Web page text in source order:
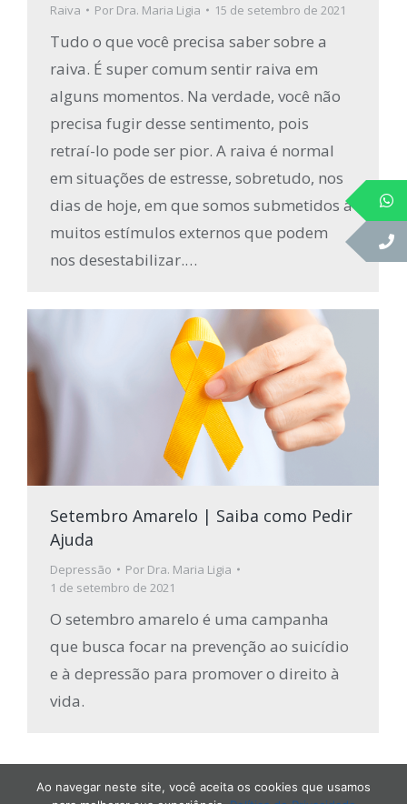
Raiva Por Dra. Maria Ligia 15 de setembro de 2021
Tudo o que você precisa saber sobre a
raiva. É super comum sentir raiva em
alguns momentos. Na verdade, você não
precisa fugir desse sentimento, pois
retraí-lo pode ser pior. A raiva é normal
em situações de estresse, sobretudo, nos
dias de hoje, em que somos submetidos a
muitos estímulos externos que podem
nos desestabilizar.…
Setembro Amarelo | Saiba como Pedir
Ajuda
Depressão Por Dra. Maria Ligia
1 de setembro de 2021
O setembro amarelo é uma campanha
que busca focar na prevenção ao suicídio
e à depressão para promover o direito à
vida.
Drª Maria Lígia Soares | Todos os Direitos Reservados
Ao navegar neste site, você aceita os cookies que usamos